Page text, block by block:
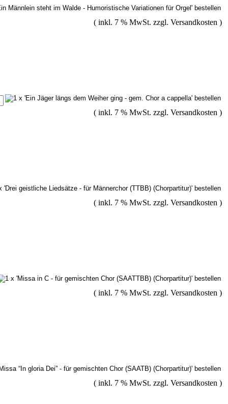
( inkl. 7 % MwSt. zzgl. Versandkosten )
( inkl. 7 % MwSt. zzgl. Versandkosten )
( inkl. 7 % MwSt. zzgl. Versandkosten )
( inkl. 7 % MwSt. zzgl. Versandkosten )
( inkl. 7 % MwSt. zzgl. Versandkosten )